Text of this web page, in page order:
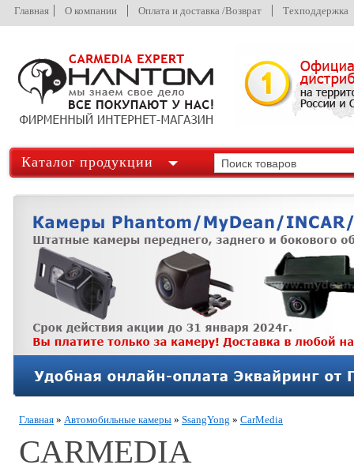
Главная О компании Оплата и доставка /Возврат Техподдержка
Каталог продукции
Главная » Автомобильные камеры » SsangYong » CarMedia
CARMEDIA